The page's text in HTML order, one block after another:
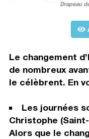
Drapeau
Le changement
de nombreux
le célèbrent. En
Les journées
Christophe
Alors que le